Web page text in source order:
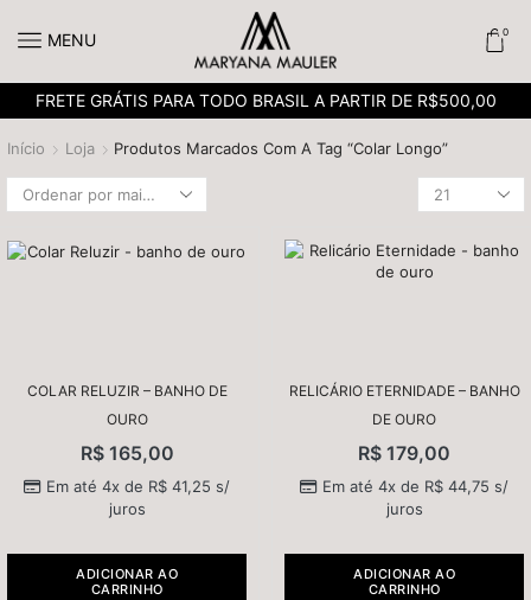
MENU 0
FRETE GRÁTIS PARA TODO BRASIL A PARTIR DE R$500,00
Início Loja Produtos Marcados Com A Tag “Colar Longo”
COLAR RELUZIR – BANHO DE
OURO
R$165,00
Em até 4x de R$41,25 s/
juros
ADICIONAR AO
CARRINHO
RELICÁRIO ETERNIDADE – BANHO
DE OURO
R$ 179,00
Em até 4x de R$44,75 s/
juros
ADICIONAR AO
CARRINHO